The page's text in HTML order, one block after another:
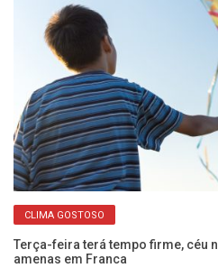
CLIMA GOSTOSO
Terça-feira terá tempo firme, céu
amenas em Franca